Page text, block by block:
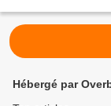
Hébergé par